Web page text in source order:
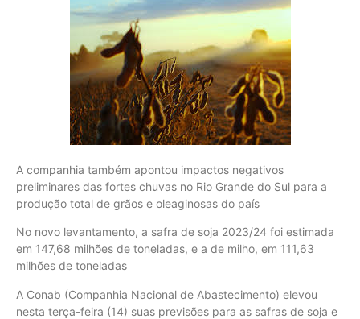
A companhia também apontou impactos negativos
preliminares das fortes chuvas no Rio Grande do Sul para a
produção total de grãos e oleaginosas do país
No novo levantamento, a safra de soja 2023/24 foi estimada
em 147,68 milhões de toneladas, e a de milho, em 111,63
milhões de toneladas
A Conab (Companhia Nacional de Abastecimento) elevou
nesta terça-feira (14) suas previsões para as safras de soja e